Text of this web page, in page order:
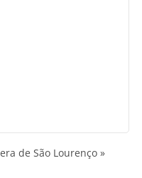
de São Lourenço »